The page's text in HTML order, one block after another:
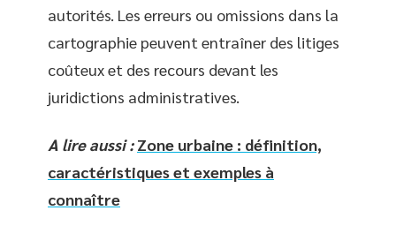
autorités. Les erreurs ou omissions dans la
cartographie peuvent entraîner des litiges
coûteux et des recours devant les
juridictions administratives.
A lire aussi : Zone urbaine : définition,
caractéristiques et exemples à
connaître